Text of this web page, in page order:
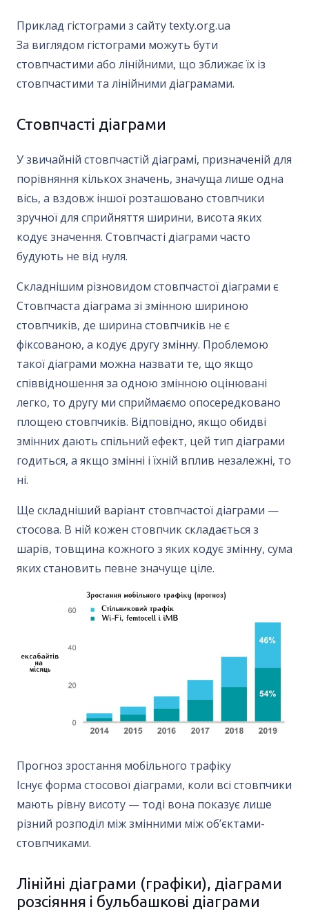
Приклад гістограми з сайту texty.org.ua
За виглядом гістограми можуть бути
стовпчастими або лінійними, що зближає їх із
стовпчастими та лінійними діаграмами.
Стовпчасті діаграми
У звичайній стовпчастій діаграмі, призначеній для
порівняння кількох значень, значуща лише одна
вісь, а вздовж іншої розташовано стовпчики
зручної для сприйняття ширини, висота яких
кодує значення. Стовпчасті діаграми часто
будують не від нуля.
Складнішим різновидом стовпчастої діаграми є
Стовпчаста діаграма зі змінною шириною
стовпчиків, де ширина стовпчиків не є
фіксованою, а кодує другу змінну. Проблемою
такої діаграми можна назвати те, що якщо
співвідношення за одною змінною оцінювані
легко, то другу ми сприймаємо опосередковано
площею стовпчиків. Відповідно, якщо обидві
змінних дають спільний ефект, цей тип діаграми
годиться, а якщо змінні і їхній вплив незалежні, то
ні.
Ще складніший варіант стовпчастої діаграми —
стосова. В ній кожен стовпчик складається з
шарів, товщина кожного з яких кодує змінну, сума
яких становить певне значуще ціле.
Прогноз зростання мобільного трафіку
Існує форма стосової діаграми, коли всі стовпчики
мають рівну висоту — тоді вона показує лише
різний розподіл між змінними між об’єктами-
стовпчиками.
Лінійні діаграми (графіки), діаграми
розсіяння і бульбашкові діаграми